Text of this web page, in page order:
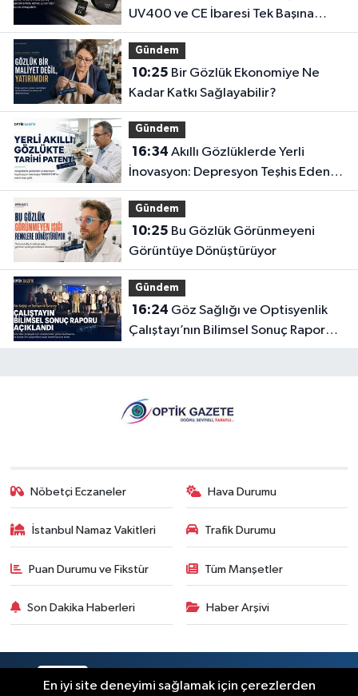
UV400 ve CE İbaresi Tek Başına
Yeterli mi?
Gündem
10:25
Kadar Katkı Sağlayabilir?
Gündem
16:34
İnovasyon: Depresyon Teşhis Eden
Gözlüğe Türkpatent Onayı
Gündem
10:25
Görüntüye Dönüştürüyor
Gündem
16:24
Çalıştayı’nın Bilimsel Sonuç Raporu
Açıklandı
Nöbetçi Eczaneler Hava Durumu
İstanbul Namaz Vakitleri Trafik Durumu
Puan Durumu ve Fikstür Tüm Manşetler
Son Dakika Haberleri Haber Arşivi
RSS Copyright © 2026. Her hakkı saklıdır.
En iyi site deneyimi sağlamak için çerezlerden